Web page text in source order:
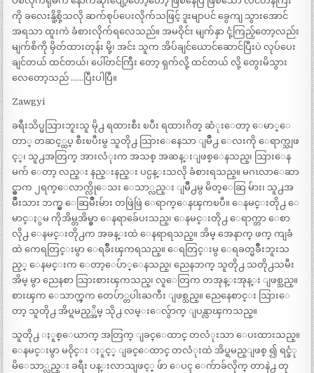
ကို ခလေးနိူ့စို့သလို ဆက်စုပ်ပေးလိုက်သဖြင့် ဒူးမျာပင် ခွေကျ သွားအောင်
အရသာ ထူးကဲ ခံစားလိုက်ရလေသည်။ အမဝိုင်း မျက်နှာ ငုံ့ကြည့်တော့လည်း
မျက်စိကို မှိတ်ထားတုန်း မို့၊ အင်း သူက အိပ်ချင်ယောင်ဆောင်ပြီးပဲ လုပ်ပေး
ချင်တယ် ထင်တယ်၊ ပေါ်တင်ကြီး တော့ ရှက်လို့ ထင်တယ် လို့ တွေးမိသွား
လေတော့သည် ……ပြီးပါပြီ။
Zawgyi
ခရီးသိပ္မသြားဘူးသူ မို႕ ရထားစီး ၿပီး ရထားဂိတ္ ဆံုးေတာ့ ေမာ္ေ
တာ္ တဆင့္ထပ္ စီးၿပီးမွ သူတို႕ သြားေနေသာ ျမိဳ႕ ေလးကို ေရာက္သျဖ
င့္၊ သူ႕အတြက္ အားလံုးက အသစ္ အဆန္းျဖစ္ေနသည္၊ သြားေန
မက် ေတာ့ လည္း နည္းနည္း ပင္ပန္းသလို ခံစားရသည္။ မဂၤလာေဆာ
င္မွာက ၂ရက္ေလာက္လိုေသး ေသာ္လည္း ျမိဳ႕မွ မိတ္ေဆြ မ်ား၊ သူ႕အ
မ်ိဳးသား ဘက္မွ ေဆြမ်ိဳးမ်ား တဖြဲဖြဲ ေရာက္ေနၾကၿပီ။ ေနမင္းတို႕ ေ
မာင္ႏွမ ကိုအိမ္တအိမ္မွာ ေနရာခ်ေပးသည္၊ ေနမင္းတို႕ ေရာက္တာ ေစာ
လို႕ ေနမင္းတို႕က အခန္းထဲ ေနရာရသည္။ အိမ္ အေနာက္ ဖက္ ကျခံ
ထဲ ကေရတြင္းမွာ ေရခ်ိဳးၾကရသည္။ ေရတြင္းမွ ေရခတ္မခ်ိဳးဘူးသ
ည့္ ေနမင္းက ေတာ့ေပ်ာ္ေနသည္၊ ညေနဘက္ သူတို႕ သတို႕သမီး
အိမ္ မွာ ညေနစာ သြားစားၾကသည္၊ လူေတြက တအုန္းအုန္း ျဖစ္သည္။
စားၾက ေသာက္ၾက တေပ်ာ္တပါးႀကီး ျဖစ္သည္။ ညေနေစာင္း သြားေ
တာ့ သူတို႕ အိပ္ရမည့္အိမ္ သို႕ လမ္းေလွ်ာက္ ျပန္လာၾကသည္။
သူတို႕ ႏူစ္ေယာက္ အတြက္ ျခင္ေထာင္ တလံုးသာ ေပးထားသည္။
ေနမင္းမွာ မ၀ိုင္း ႏူင့္ ျခင္ေထာင္ တလံုးထဲ အိပ္ရမည္ျဖစ္ ၍ ရင္ခံု
မိေသာ္လည္း ခရီး ပန္းလာသျဖင့္ ဖ်ာ ေပၚ ေက်ာခ်လိုက္ တာနဲ႕ တု